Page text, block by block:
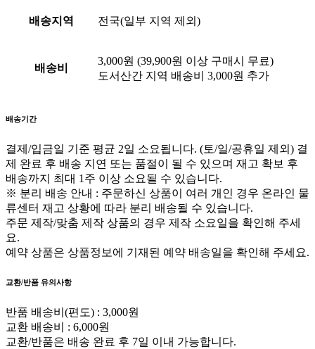
배송지역 전국(일부 지역 제외)
배송비
3,000원 (39,900원 이상 구매시 무료)
도서산간 지역 배송비 3,000원 추가
배송기간
결제/입금일 기준 평균 2일 소요됩니다. (토/일/공휴일 제외) 결
제 완료 후 배송 지연 또는 품절이 될 수 있으며 재고 확보 후
배송까지 최대 1주 이상 소요될 수 있습니다.
※ 분리 배송 안내 : 주문하신 상품이 여러 개인 경우 온라인 물
류센터 재고 상황에 따라 분리 배송될 수 있습니다.
주문 제작/맞춤 제작 상품의 경우 제작 소요일을 확인해 주세
요.
예약 상품은 상품정보에 기재된 예약 배송일을 확인해 주세요.
교환/반품 유의사항
반품 배송비(편도) : 3,000원
교환 배송비 : 6,000원
교환/반품은 배송 완료 후 7일 이내 가능합니다.